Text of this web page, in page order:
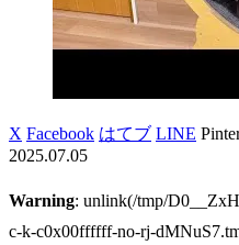
X Facebook はてブ LINE
2025.07.05
Warning: unlink(/tmp/
c-k-c0x00ffffff-no-rj-